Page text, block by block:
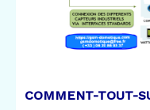
COMMENT-TOUT-